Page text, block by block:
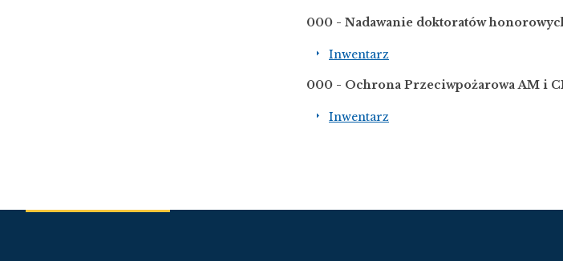
000 - Nadawanie doktoratów
Inwentarz
000 - Ochrona Przeciwpożarowa AM i
Inwentarz